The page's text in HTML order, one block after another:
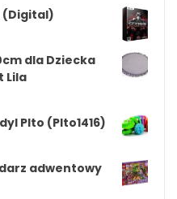
(Digital)
dla Dziecka
Lila
Plto (Plto1416)
adwentowy